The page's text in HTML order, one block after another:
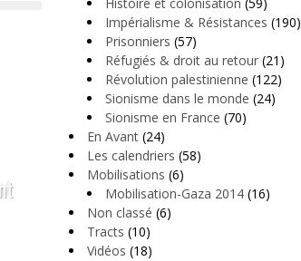
Impérialisme & Résistances (190)
Prisonniers (57)
Réfugiés & droit au retour (21)
Révolution palestinienne (122)
Sionisme dans le monde (24)
Sionisme en France (70)
En Avant (24)
Les calendriers (58)
Mobilisations (6)
Mobilisation-Gaza 2014 (16)
Non classé (6)
Tracts (10)
Vidéos (18)